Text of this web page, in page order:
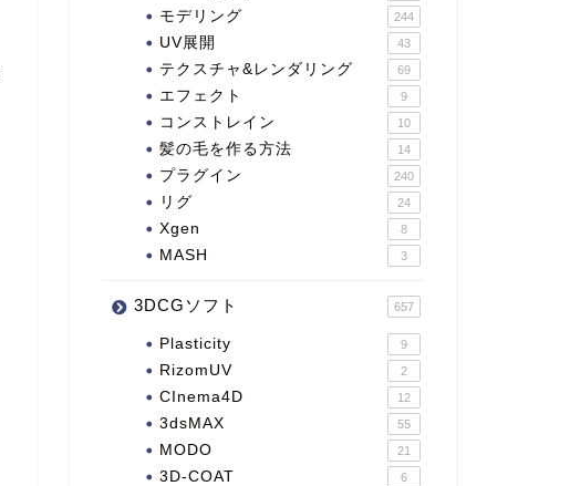
モデリング 244
UV展開 43
テクスチャ&レンダリング 69
エフェクト 9
コンストレイン 10
髪の毛を作る方法 14
プラグイン 240
リグ 24
Xgen 8
MASH 3
3DCGソフト 657
Plasticity 9
RizomUV 2
CInema4D 12
3dsMAX 55
MODO 21
3D-COAT 6